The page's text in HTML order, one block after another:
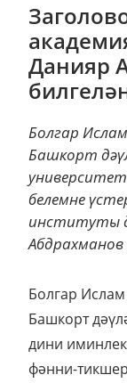
Данияр
Болгар
Башкорт
белемне
институты
Абдрахманов
Болгар
Башкорт
дини
фәнни-